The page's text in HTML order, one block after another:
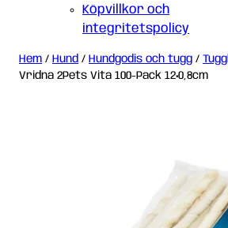
Köpvillkor och
integritetspolicy
Hem / Hund / Hundgodis och tugg /
Vridna 2Pets Vita 100-Pack 12×0,8cm